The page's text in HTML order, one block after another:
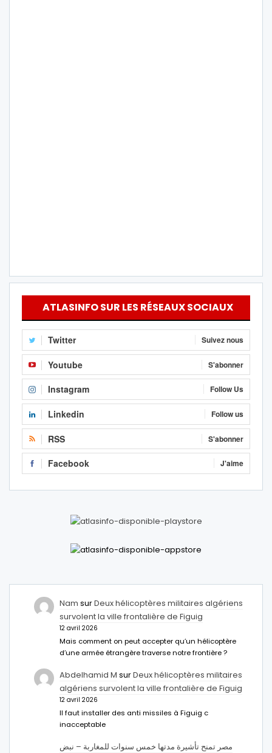
ATLASINFO SUR LES RÉSEAUX SOCIAUX
Twitter Suivez nous
Youtube S'abonner
Instagram Follow Us
Linkedin Follow us
RSS S'abonner
Facebook J'aime
Nam surDeux hélicoptères militaires algériens
survolent la ville frontalière de Figuig
12 avril 2026
Mais comment on peut accepter qu’un hélicoptère
d’une armée étrangère traverse notre frontière ?
Abdelhamid M surDeux hélicoptères militaires
algériens survolent la ville frontalière de Figuig
12 avril 2026
Il faut installer des anti missiles à Figuig c
inacceptable
مصر تمنح تأشيرة مدتها خمس سنوات للمغاربة – نبض